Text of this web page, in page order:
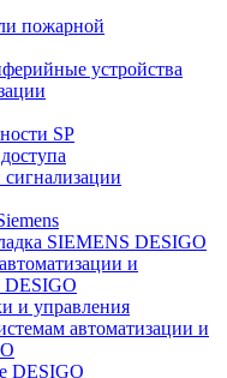
пожарной
устройства
SP
SIEMENS DESIGO
и
DESIGO
и управления
автоматизации и
DESIGO